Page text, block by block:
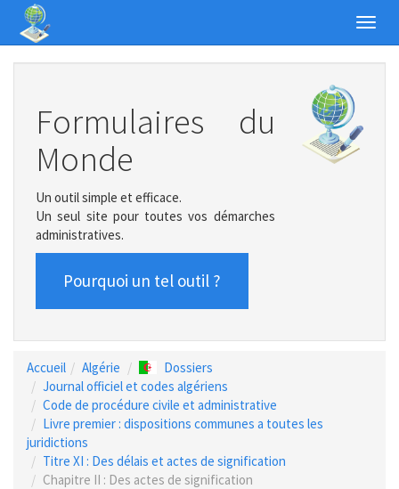
Formulaires du
Monde
Un outil simple et efficace.
Un seul site pour toutes vos démarches
administratives.
Pourquoi un tel outil ?
Accueil Algérie
Dossiers
Journal officiel et codes algériens
Code de procédure civile et administrative
Livre premier : dispositions communes a toutes les
juridictions
Titre XI : Des délais et actes de signification
Chapitre II : Des actes de signification